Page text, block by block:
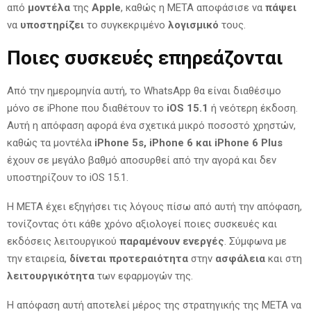
από μοντέλα της Apple, καθώς η ΜΕΤΑ αποφάσισε να πάψει
να υποστηρίζει το συγκεκριμένο λογισμικό τους.
Ποιες συσκευές επηρεάζονται
Από την ημερομηνία αυτή, το WhatsApp θα είναι διαθέσιμο
μόνο σε iPhone που διαθέτουν το iOS 15.1 ή νεότερη έκδοση.
Αυτή η απόφαση αφορά ένα σχετικά μικρό ποσοστό χρηστών,
καθώς τα μοντέλα iPhone 5s, iPhone 6 και iPhone 6 Plus
έχουν σε μεγάλο βαθμό αποσυρθεί από την αγορά και δεν
υποστηρίζουν το iOS 15.1.
Η ΜΕΤΑ έχει εξηγήσει τις λόγους πίσω από αυτή την απόφαση,
τονίζοντας ότι κάθε χρόνο αξιολογεί ποιες συσκευές και
εκδόσεις λειτουργικού παραμένουν ενεργές . Σύμφωνα με
την εταιρεία, δίνεται προτεραιότητα στην ασφάλεια και στη
λειτουργικότητα των εφαρμογών της.
Η απόφαση αυτή αποτελεί μέρος της στρατηγικής της ΜΕΤΑ να